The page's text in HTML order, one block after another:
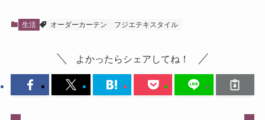
生活 オーダーカーテン フジエテキスタイル
よかったらシェアしてね！